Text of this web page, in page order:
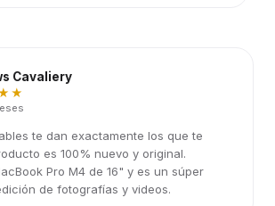
Cavaliery
te dan exactamente los que te
es 100% nuevo y original.
Pro M4 de 16" y es un súper
de fotografías y videos.